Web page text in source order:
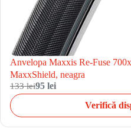
Anvelopa Maxxis Re-Fuse
MaxxShield, neagra
133 lei95 lei
Verifică